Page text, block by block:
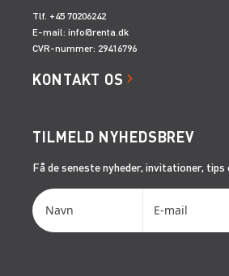
Tlf. +45 70206242
E-mail: info@renta.dk
CVR-nummer: 29416796
KONTAKT OS
TILMELD NYHEDSBREV
Få de seneste nyheder, invitationer, tips